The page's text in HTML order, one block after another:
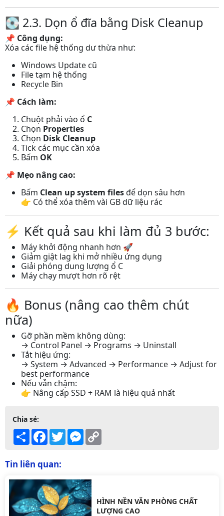
💽 2.3. Dọn ổ đĩa bằng Disk Cleanup
📌 Công dụng:
Xóa các file hệ thống dư thừa như:
Windows Update cũ
File tạm hệ thống
Recycle Bin
📌 Cách làm:
Chuột phải vào ổ C
Chọn Properties
Chọn Disk Cleanup
Tick các mục cần xóa
Bấm OK
📌 Mẹo nâng cao:
Bấm Clean up system filesđể dọn sâu hơn
👉 Có thể xóa thêm vài GB dữ liệu rác
⚡ Kết quả sau khi làm đủ 3 bước:
Máy khởi động nhanh hơn 🚀
Giảm giật lag khi mở nhiều ứng dụng
Giải phóng dung lượng ổ C
Máy chạy mượt hơn rõ rệt
🔥 Bonus (nâng cao thêm chút
nữa)
Gỡ phần mềm không dùng:
→ Control Panel → Programs → Uninstall
Tắt hiệu ứng:
→ System → Advanced → Performance → Adjust for
best performance
Nếu vẫn chậm:
👉 Nâng cấp SSD + RAM là hiệu quả nhất
Chia sẻ:
Share Facebook
TwitterMessenger
Tin liên quan:
HÌNH NỀN VĂN PHÒNG CHẤT
LƯỢNG CAO